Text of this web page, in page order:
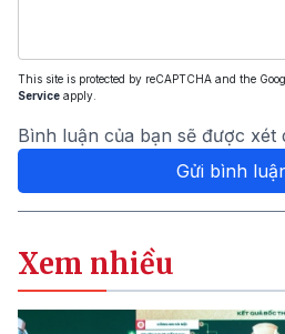
This site is protected by reCAPTCHA and the
Service apply.
Bình luận của bạn sẽ được xét
Gửi bình
Xem nhiều